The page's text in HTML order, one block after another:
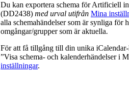
Du kan exportera schema för Artificiell
(DD2438) med urval utifrån Mina
alla schemahändelser som är synliga för
omgångar/grupper som är aktuella.
För att få tillgång till din unika
”Visa schema- och kalenderhändelser i
inställningar.